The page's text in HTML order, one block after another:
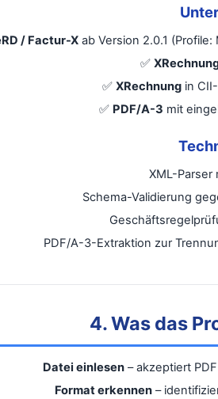
/ Factur-Xab Version 2.0.1 (Profile:
✅
✅ XRechnung in
✅ PDF/A-3 mit
XML-Parser
Schema-Validierung
PDF/A-3-Extraktion zur
4. Was das
Datei einlesen – akzeptiert
Format erkennen –